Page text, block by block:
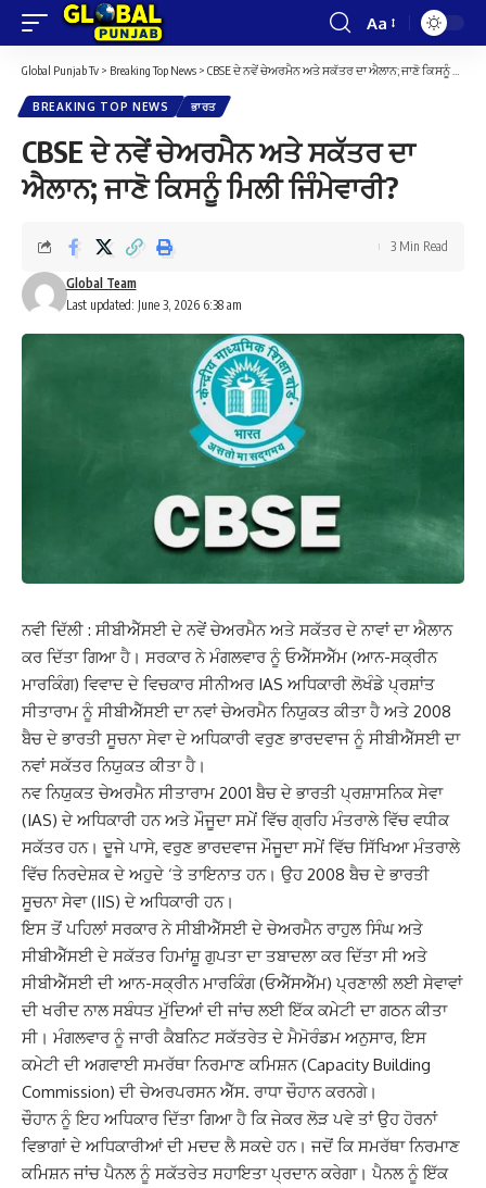
Font
Resizer
Aa
Global Punjab Tv > Breaking Top News > CBSE ਦੇ ਨਵੇਂ ਚੇਅਰਮੈਨ ਅਤੇ ਸਕੱਤਰ ਦਾ ਐਲਾਨ; ਜਾਣੋ ਕਿਸਨੂੰ ਮਿਲੀ ਜਿੰਮੇਵਾਰੀ?
BREAKING TOP NEWS ਭਾਰਤ
CBSE ਦੇ ਨਵੇਂ ਚੇਅਰਮੈਨ ਅਤੇ ਸਕੱਤਰ ਦਾ
ਐਲਾਨ; ਜਾਣੋ ਕਿਸਨੂੰ ਮਿਲੀ ਜਿੰਮੇਵਾਰੀ?
Last updated: June 3, 2026 6:38 am
Global Team
3 Min Read
ਨਵੀ ਦਿੱਲੀ : ਸੀਬੀਐੱਸਈ ਦੇ ਨਵੇਂ ਚੇਅਰਮੈਨ ਅਤੇ ਸਕੱਤਰ ਦੇ ਨਾਵਾਂ ਦਾ ਐਲਾਨ
ਕਰ ਦਿੱਤਾ ਗਿਆ ਹੈ। ਸਰਕਾਰ ਨੇ ਮੰਗਲਵਾਰ ਨੂੰ ਓਐੱਸਐੱਮ (ਆਨ-ਸਕ੍ਰੀਨ
ਮਾਰਕਿੰਗ) ਵਿਵਾਦ ਦੇ ਵਿਚਕਾਰ ਸੀਨੀਅਰ IAS ਅਧਿਕਾਰੀ ਲੋਖੰਡੇ ਪ੍ਰਸ਼ਾਂਤ
ਸੀਤਾਰਾਮ ਨੂੰ ਸੀਬੀਐੱਸਈ ਦਾ ਨਵਾਂ ਚੇਅਰਮੈਨ ਨਿਯੁਕਤ ਕੀਤਾ ਹੈ ਅਤੇ 2008
ਬੈਚ ਦੇ ਭਾਰਤੀ ਸੂਚਨਾ ਸੇਵਾ ਦੇ ਅਧਿਕਾਰੀ ਵਰੁਣ ਭਾਰਦਵਾਜ ਨੂੰ ਸੀਬੀਐੱਸਈ ਦਾ
ਨਵਾਂ ਸਕੱਤਰ ਨਿਯੁਕਤ ਕੀਤਾ ਹੈ।
ਨਵ ਨਿਯੁਕਤ ਚੇਅਰਮੈਨ ਸੀਤਾਰਾਮ 2001 ਬੈਚ ਦੇ ਭਾਰਤੀ ਪ੍ਰਸ਼ਾਸਨਿਕ ਸੇਵਾ
(IAS) ਦੇ ਅਧਿਕਾਰੀ ਹਨ ਅਤੇ ਮੌਜੂਦਾ ਸਮੇਂ ਵਿੱਚ ਗ੍ਰਹਿ ਮੰਤਰਾਲੇ ਵਿੱਚ ਵਧੀਕ
ਸਕੱਤਰ ਹਨ। ਦੂਜੇ ਪਾਸੇ, ਵਰੁਣ ਭਾਰਦਵਾਜ ਮੌਜੂਦਾ ਸਮੇਂ ਵਿੱਚ ਸਿੱਖਿਆ ਮੰਤਰਾਲੇ
ਵਿੱਚ ਨਿਰਦੇਸ਼ਕ ਦੇ ਅਹੁਦੇ ‘ਤੇ ਤਾਇਨਾਤ ਹਨ। ਉਹ 2008 ਬੈਚ ਦੇ ਭਾਰਤੀ
ਸੂਚਨਾ ਸੇਵਾ (IIS) ਦੇ ਅਧਿਕਾਰੀ ਹਨ।
ਇਸ ਤੋਂ ਪਹਿਲਾਂ ਸਰਕਾਰ ਨੇ ਸੀਬੀਐੱਸਈ ਦੇ ਚੇਅਰਮੈਨ ਰਾਹੁਲ ਸਿੰਘ ਅਤੇ
ਸੀਬੀਐੱਸਈ ਦੇ ਸਕੱਤਰ ਹਿਮਾਂਸ਼ੂ ਗੁਪਤਾ ਦਾ ਤਬਾਦਲਾ ਕਰ ਦਿੱਤਾ ਸੀ ਅਤੇ
ਸੀਬੀਐੱਸਈ ਦੀ ਆਨ-ਸਕ੍ਰੀਨ ਮਾਰਕਿੰਗ (ਓਐੱਸਐੱਮ) ਪ੍ਰਣਾਲੀ ਲਈ ਸੇਵਾਵਾਂ
ਦੀ ਖਰੀਦ ਨਾਲ ਸਬੰਧਤ ਮੁੱਦਿਆਂ ਦੀ ਜਾਂਚ ਲਈ ਇੱਕ ਕਮੇਟੀ ਦਾ ਗਠਨ ਕੀਤਾ
ਸੀ। ਮੰਗਲਵਾਰ ਨੂੰ ਜਾਰੀ ਕੈਬਨਿਟ ਸਕੱਤਰੇਤ ਦੇ ਮੈਮੋਰੰਡਮ ਅਨੁਸਾਰ, ਇਸ
ਕਮੇਟੀ ਦੀ ਅਗਵਾਈ ਸਮਰੱਥਾ ਨਿਰਮਾਣ ਕਮਿਸ਼ਨ (Capacity Building
Commission) ਦੀ ਚੇਅਰਪਰਸਨ ਐੱਸ. ਰਾਧਾ ਚੌਹਾਨ ਕਰਨਗੇ।
ਚੌਹਾਨ ਨੂੰ ਇਹ ਅਧਿਕਾਰ ਦਿੱਤਾ ਗਿਆ ਹੈ ਕਿ ਜੇਕਰ ਲੋੜ ਪਵੇ ਤਾਂ ਉਹ ਹੋਰਨਾਂ
ਵਿਭਾਗਾਂ ਦੇ ਅਧਿਕਾਰੀਆਂ ਦੀ ਮਦਦ ਲੈ ਸਕਦੇ ਹਨ। ਜਦੋਂ ਕਿ ਸਮਰੱਥਾ ਨਿਰਮਾਣ
ਕਮਿਸ਼ਨ ਜਾਂਚ ਪੈਨਲ ਨੂੰ ਸਕੱਤਰੇਤ ਸਹਾਇਤਾ ਪ੍ਰਦਾਨ ਕਰੇਗਾ। ਪੈਨਲ ਨੂੰ ਇੱਕ